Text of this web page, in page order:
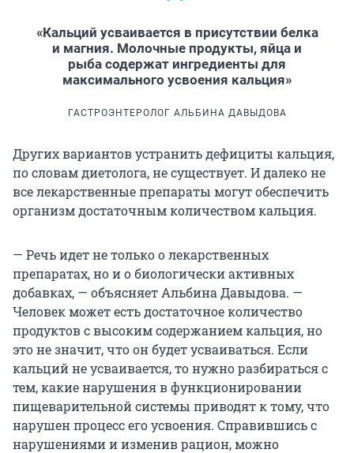
«Кальций усваивается в присутствии белка
и магния. Молочные продукты, яйца и
рыба содержат ингредиенты для
максимального усвоения кальция»
ГАСТРОЭНТЕРОЛОГ АЛЬБИНА ДАВЫДОВА
Других вариантов устранить дефициты кальция,
по словам диетолога, не существует. И далеко не
все лекарственные препараты могут обеспечить
организм достаточным количеством кальция.
— Речь идет не только о лекарственных
препаратах, но и о биологически активных
добавках, — объясняет Альбина Давыдова. —
Человек может есть достаточное количество
продуктов с высоким содержанием кальция, но
это не значит, что он будет усваиваться. Если
кальций не усваивается, то нужно разбираться с
тем, какие нарушения в функционировании
пищеварительной системы приводят к тому, что
нарушен процесс его усвоения. Справившись с
нарушениями и изменив рацион, можно